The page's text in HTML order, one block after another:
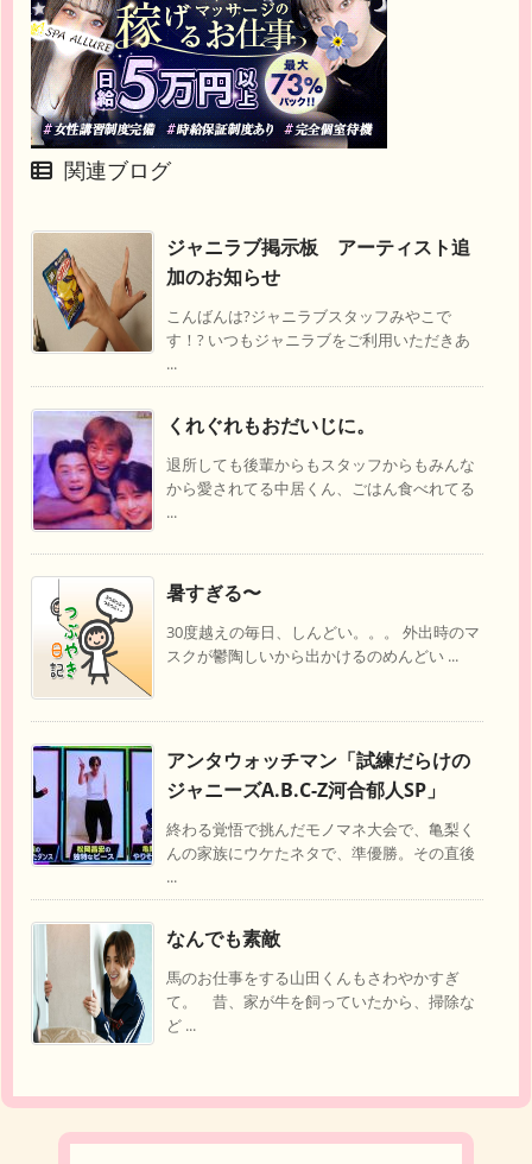
関連ブログ
ジャニラブ掲示板 アーティスト追
加のお知らせ
こんばんは?ジャニラブスタッフみやこで
す！? いつもジャニラブをご利用いただきあ
...
くれぐれもおだいじに。
退所しても後輩からもスタッフからもみんな
から愛されてる中居くん、ごはん食べれてる
...
暑すぎる〜
30度越えの毎日、しんどい。。。 外出時のマ
スクが鬱陶しいから出かけるのめんどい ...
アンタウォッチマン「試練だらけの
ジャニーズA.B.C-Z河合郁人SP」
終わる覚悟で挑んだモノマネ大会で、亀梨く
んの家族にウケたネタで、準優勝。その直後
...
なんでも素敵
馬のお仕事をする山田くんもさわやかすぎ
て。 昔、家が牛を飼っていたから、掃除な
ど ...